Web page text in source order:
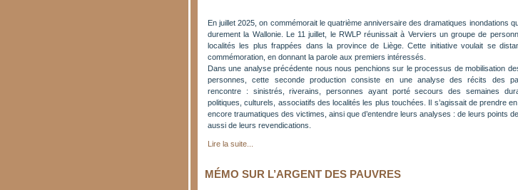
En juillet 2025, on commémorait le quatrième anniversaire des dramatiques inondations
durement la Wallonie. Le 11 juillet, le RWLP réunissait à Verviers un groupe de
localités les plus frappées dans la province de Liège. Cette initiative voulait se
commémoration, en donnant la parole aux premiers intéressés.
Dans une analyse précédente nous nous penchions sur le processus de mobilisation
personnes, cette seconde production consiste en une analyse des récits des
rencontre : sinistrés, riverains, personnes ayant porté secours des semaines
politiques, culturels, associatifs des localités les plus touchées. Il s’agissait de prendre
encore traumatiques des victimes, ainsi que d’entendre leurs analyses : de leurs points
aussi de leurs revendications.
Lire la suite...
MÉMO SUR L’ARGENT DES PAUVRES